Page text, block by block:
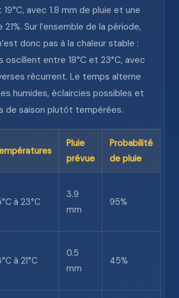
avec 1.8 mm de pluie et une
Sur l’ensemble de la période,
donc pas à la chaleur stable :
oscillent entre 18°C et 23°C, avec
récurrent. Le temps alterne
humides, éclaircies possibles et
de saison plutôt tempérées.
Pluie
prévue
Probabilité
de pluie
à 23°C
3.9
mm
95%
à 21°C
0.5
mm
45%